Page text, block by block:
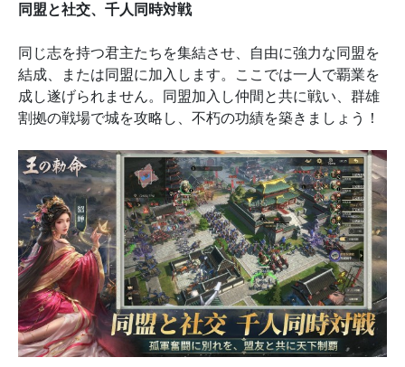
同盟と社交、千人同時対戦
同じ志を持つ君主たちを集結させ、自由に強力な同盟を
結成、または同盟に加入します。ここでは一人で覇業を
成し遂げられません。同盟加入し仲間と共に戦い、群雄
割拠の戦場で城を攻略し、不朽の功績を築きましょう！